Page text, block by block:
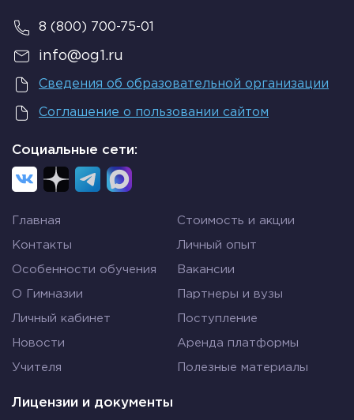
8 (800) 700-75-01
info@og1.ru
Сведения об образовательной организации
Соглашение о пользовании сайтом
Социальные сети:
Главная Стоимость и акции
Контакты Личный опыт
Особенности обучения Вакансии
О Гимназии Партнеры и вузы
Личный кабинет Поступление
Новости Аренда платформы
Учителя Полезные материалы
Лицензии и документы